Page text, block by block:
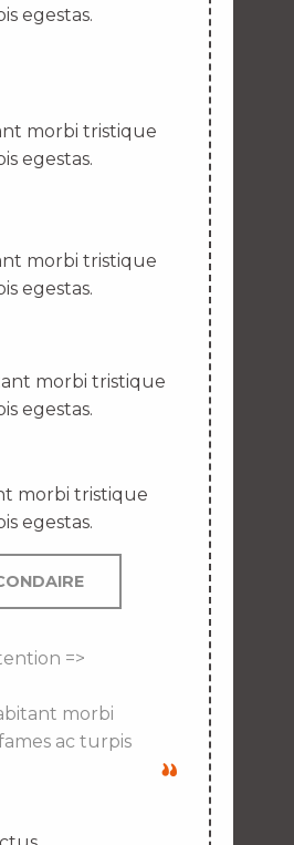
egestas.
morbi tristique
egestas.
morbi tristique
egestas.
morbi tristique
egestas.
morbi tristique
egestas.
=>
morbi
ac turpis